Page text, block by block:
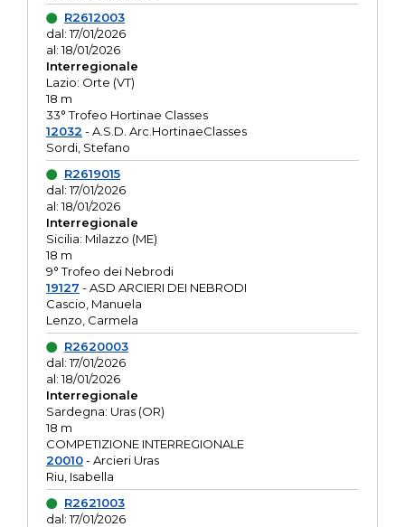
R2612003
dal: 17/01/2026
al: 18/01/2026
Interregionale
Lazio: Orte (VT)
18 m
33° Trofeo Hortinae Classes
12032 - A.S.D. Arc.HortinaeClasses
Sordi, Stefano
R2619015
dal: 17/01/2026
al: 18/01/2026
Interregionale
Sicilia: Milazzo (ME)
18 m
9° Trofeo dei Nebrodi
19127 - ASD ARCIERI DEI NEBRODI
Cascio, Manuela
Lenzo, Carmela
R2620003
dal: 17/01/2026
al: 18/01/2026
Interregionale
Sardegna: Uras (OR)
18 m
COMPETIZIONE INTERREGIONALE
20010- Arcieri Uras
Riu, Isabella
R2621003
dal: 17/01/2026